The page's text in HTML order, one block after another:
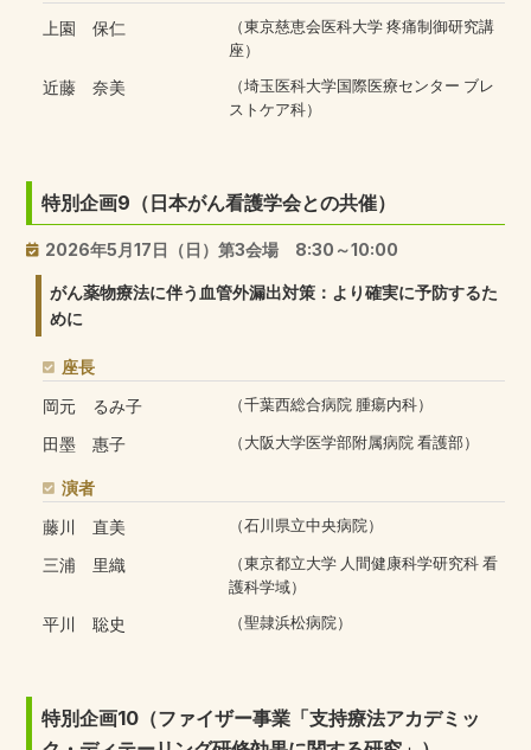
上園 保仁
（東京慈恵会医科大学 疼痛制御研究講
座）
近藤 奈美
（埼玉医科大学国際医療センター ブレ
ストケア科）
特別企画9（日本がん看護学会との共催）
2026年5月17日（日）第3会場 8:30～10:00
がん薬物療法に伴う血管外漏出対策：より確実に予防するた
めに
座長
岡元 るみ子
（千葉西総合病院 腫瘍内科）
田墨 惠子 （大阪大学医学部附属病院 看護部）
演者
藤川 直美
（石川県立中央病院）
三浦 里織
（東京都立大学 人間健康科学研究科 看
護科学域）
平川 聡史 （聖隷浜松病院）
特別企画10（ファイザー事業「支持療法アカデミッ